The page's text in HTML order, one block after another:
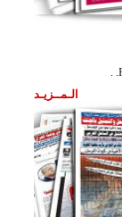
الـمــزيـد